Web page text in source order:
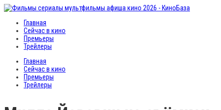
Главная
Сейчас в кино
Премьеры
Трейлеры
Главная
Сейчас в кино
Премьеры
Трейлеры